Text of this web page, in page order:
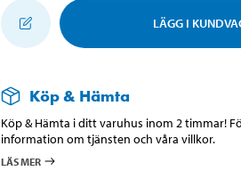
LÄGG I
Köp & Hämta
Köp & Hämta i ditt varuhus inom 2 timmar!
information om tjänsten och våra villkor.
LÄS MER